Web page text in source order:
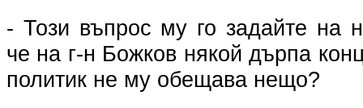
- Този въпрос му го задайте на
че на г-н Божков някой дърпа
политик не му обещава нещо?